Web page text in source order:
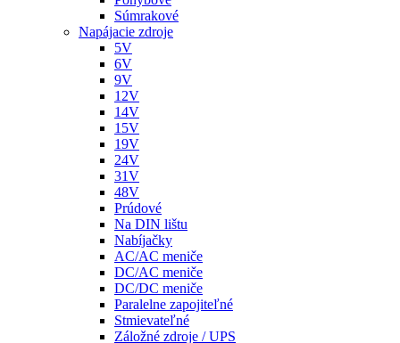
Súmrakové
Napájacie zdroje
5V
6V
9V
12V
14V
15V
19V
24V
31V
48V
Prúdové
Na DIN lištu
Nabíjačky
AC/AC meniče
DC/AC meniče
DC/DC meniče
Paralelne zapojiteľné
Stmievateľné
Záložné zdroje / UPS